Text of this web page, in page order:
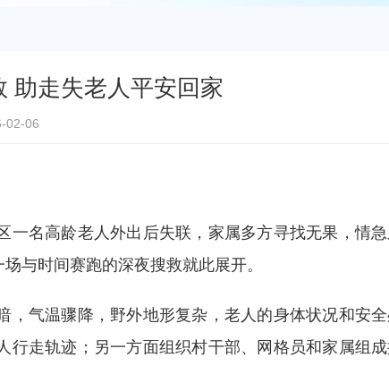
助走失老人平安回家
02-06
名高龄老人外出后失联，家属多方寻找无果，情
与时间赛跑的深夜搜救就此展开。
气温骤降，野外地形复杂，老人的身体状况和安
走轨迹；另一方面组织村干部、网格员和家属组成